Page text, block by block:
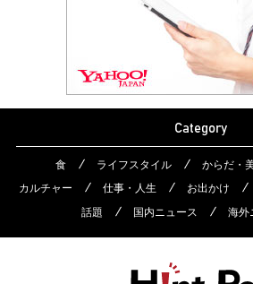
Category
食 ライフスタイル からだ・
カルチャー
仕事・人生 お出かけ
話題
国内ニュース 海外